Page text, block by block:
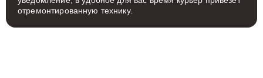
отремонтированную технику.